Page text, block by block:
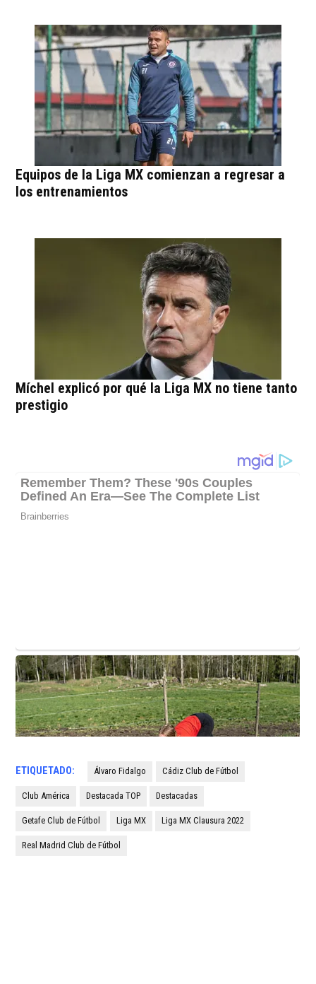
Equipos de la Liga MX comienzan a regresar a
los entrenamientos
Míchel explicó por qué la Liga MX no tiene tanto
prestigio